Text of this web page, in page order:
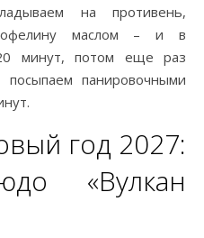
на противень,
маслом – и в
минут, потом еще раз
панировочными
год 2027:
«Вулкан